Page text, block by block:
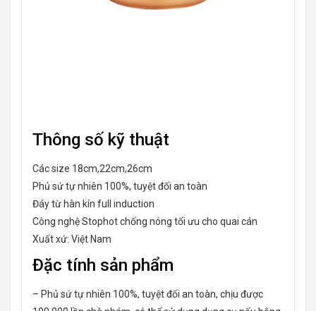
Thông số kỹ thuật
Các size 18cm,22cm,26cm
Phủ sứ tự nhiên 100%, tuyệt đối an toàn
Đáy từ hàn kín full induction
Công nghệ Stophot chống nóng tối ưu cho quai cán
Xuất xứ: Việt Nam
Đặc tính sản phẩm
– Phủ sứ tự nhiên 100%, tuyệt đối an toàn, chịu được